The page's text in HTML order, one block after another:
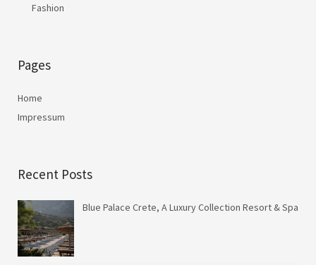
Fashion
Pages
Home
Impressum
Recent Posts
Blue Palace Crete, A Luxury Collection Resort & Spa